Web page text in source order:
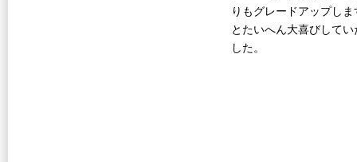
りもグレードアップし
とたいへん大喜びして
した。